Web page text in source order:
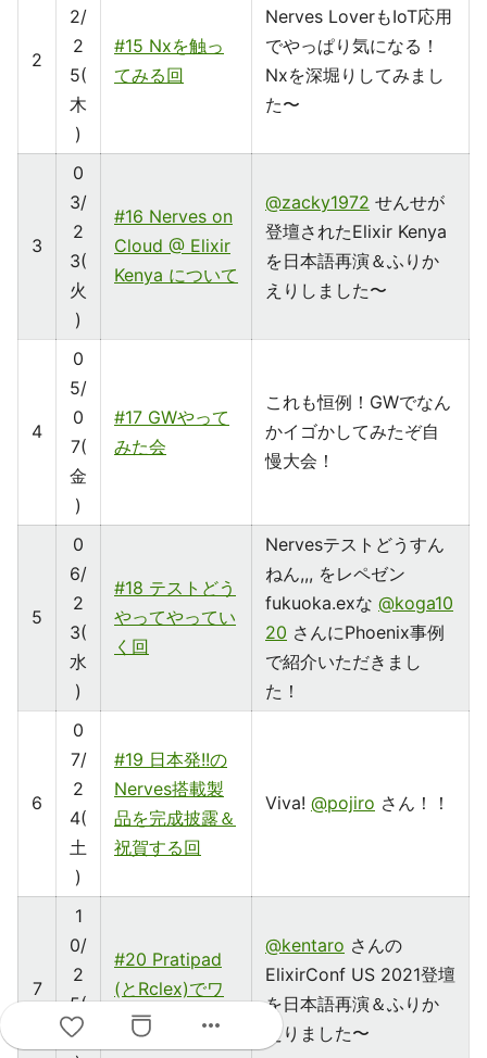
2
2/
2
5(
木
)
#15 Nxを触っ
てみる回
Nerves LoverもIoT応用
でやっぱり気になる！
Nxを深堀りしてみまし
た〜
3
0
3/
2
3(
火
)
#16 Nerves on
Cloud @ Elixir
Kenya について
@zacky1972 せんせが
登壇されたElixir Kenya
を日本語再演＆ふりか
えりしました〜
4
0
5/
0
7(
金
)
#17 GWやって
みた会
これも恒例！GWでなん
かイゴかしてみたぞ自
慢大会！
5
0
6/
2
3(
水
)
#18 テストどう
やってやってい
く回
Nervesテストどうすん
ねん,,, をレペゼン
fukuoka.exな @koga10
20 さんにPhoenix事例
で紹介いただきまし
た！
6
0
7/
2
4(
土
)
#19 日本発!!の
Nerves搭載製
品を完成披露＆
祝賀する回
Viva! @pojiro さん！！
7
1
0/
2
5(
月
#20 Pratipad
(とRclex)でワ
イガヤする回
@kentaro さんの
ElixirConf US 2021登壇
を日本語再演＆ふりか
えりました〜
more_horiz